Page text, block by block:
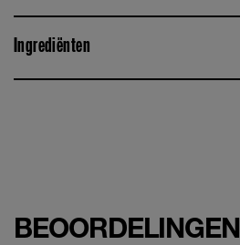
Ingrediënten
BEOORDELINGEN